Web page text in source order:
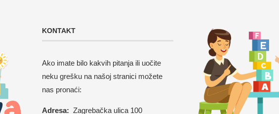
KONTAKT
Ako imate bilo kakvih pitanja ili uočite
neku grešku na našoj stranici možete
nas pronaći:
Adresa: Zagrebačka ulica 100